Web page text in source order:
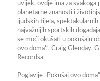
uvijek, ovdje ima za
planetarne znanosti i
ljudskih tijela,
najvažnijih sportskih
se moći okušati u pokušaju
ovo doma'“, Craig Glenday,
Recordsa.
Poglavlje „Pokušaj ovo